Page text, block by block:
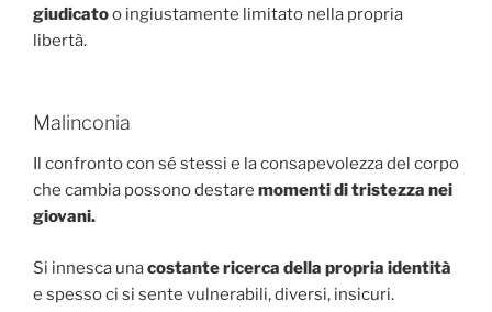
giudicatoo ingiustamente limitato nella propria
libertà.
Malinconia
Il confronto con sé stessi e la consapevolezza del corpo
che cambia possono destare momenti di tristezza nei
giovani.
Si innesca unacostante ricerca della propria identità
e spesso ci si sente vulnerabili, diversi, insicuri.